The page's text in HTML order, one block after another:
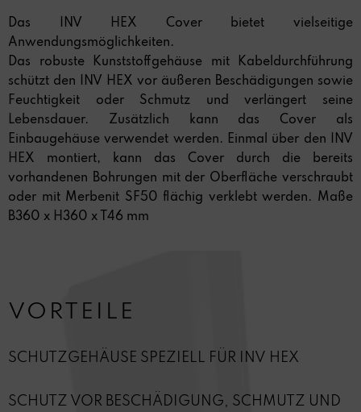
Das INV HEX Cover bietet vielseitige
Anwendungsmöglichkeiten.
Das robuste Kunststoffgehäuse mit Kabeldurchführung
schützt den INV HEX vor äußeren Beschädigungen sowie
Feuchtigkeit oder Schmutz und verlängert seine
Lebensdauer. Zusätzlich kann das Cover als
Einbaugehäuse verwendet werden. Einmal über den INV
HEX montiert, kann das Cover durch die bereits
vorhandenen Bohrungen mit der Oberfläche verschraubt
oder mit Merbenit SF50 flächig verklebt werden. Maße
B360 x H360 x T46 mm
VORTEILE
SCHUTZGEHÄUSE SPEZIELL FÜR INV HEX
SCHUTZ VOR BESCHÄDIGUNG, SCHMUTZ UND